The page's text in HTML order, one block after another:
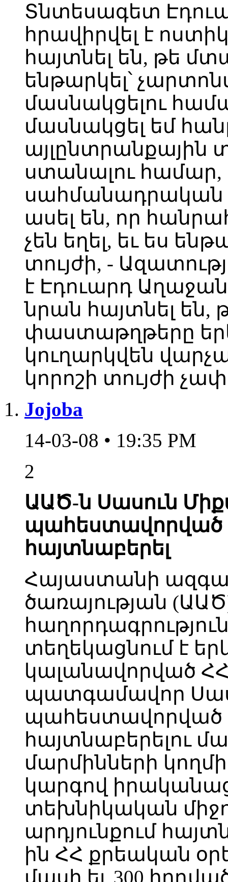
Տնտեսագետ
հրավիրվել է
հայտնել են, թե
ենթարկել՝
մասնակցելու
մասնակցել եմ
այլընտրանքային
ստանալու համար,
սահմանադրական
ասել են, որ
չեն եղել, եւ ես
տույժի, -
է Էդուարդ
նրան հայտնել
փաստաթղթերը
կուղարկվեն
կորոշի տույժի
Jojoba
14-03-08 • 19:35 PM
2
ԱԱԾ-ն Սասուն
պահեստավորված
հայտնաբերել
Հայաստանի
ծառայության
տեղեկացնում է
կալանավորված
պատգամավոր
պահեստավորված
հայտնաբերելու
մարմինների
կարգով
տեխնիկական
արդյունքում
ին ՀՀ քրեական
մասի եւ 300